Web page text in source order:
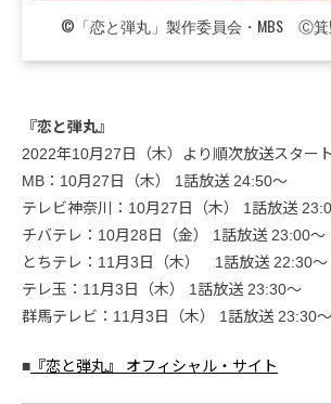
©「恋と弾丸」製作委員会・MBS Ⓒ
『恋と弾丸』
2022年10月27日（木）より順次放送スタート
MB：10月27日（木） 1話放送 24:50～
テレビ神奈川：10月27日（木） 1話放送
チバテレ：10月28日（金） 1話放送 23:00～
とちテレ：11月3日（木） 1話放送 22:30～
テレ玉：11月3日（木） 1話放送 23:30～
群馬テレビ：11月3日（木） 1話放送 23:30～
■ 『恋と弾丸』 オフィシャル・サイト